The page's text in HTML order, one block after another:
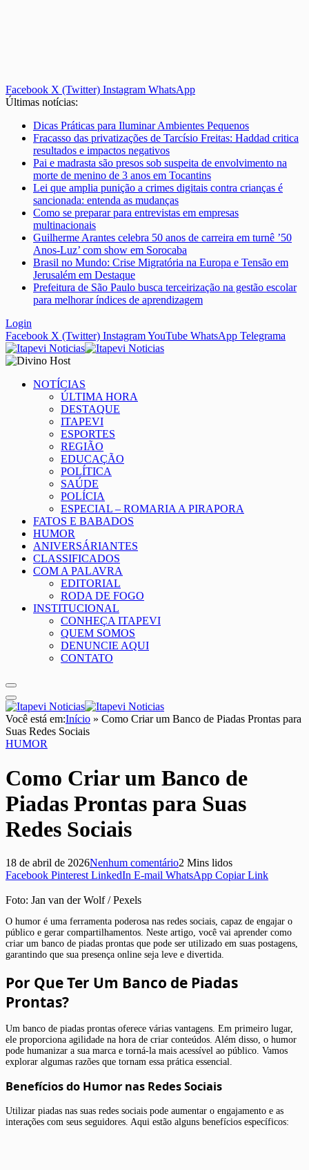
Facebook X (Twitter) Instagram WhatsApp
Últimas notícias:
Dicas Práticas para Iluminar Ambientes Pequenos
Fracasso das privatizações de Tarcísio Freitas: Haddad critica
resultados e impactos negativos
Pai e madrasta são presos sob suspeita de envolvimento na
morte de menino de 3 anos em Tocantins
Lei que amplia punição a crimes digitais contra crianças é
sancionada: entenda as mudanças
Como se preparar para entrevistas em empresas
multinacionais
Guilherme Arantes celebra 50 anos de carreira em turnê ’50
Anos-Luz’ com show em Sorocaba
Brasil no Mundo: Crise Migratória na Europa e Tensão em
Jerusalém em Destaque
Prefeitura de São Paulo busca terceirização na gestão escolar
para melhorar índices de aprendizagem
Login
Facebook X (Twitter) InstagramYouTube WhatsApp Telegrama
NOTÍCIAS
ÚLTIMA HORA
DESTAQUE
ITAPEVI
ESPORTES
REGIÃO
EDUCAÇÃO
POLÍTICA
SAÚDE
POLÍCIA
ESPECIAL – ROMARIA A PIRAPORA
FATOS E BABADOS
HUMOR
ANIVERSÁRIANTES
CLASSIFICADOS
COM A PALAVRA
EDITORIAL
RODA DE FOGO
INSTITUCIONAL
CONHEÇA ITAPEVI
QUEM SOMOS
DENUNCIE AQUI
CONTATO
Você está em:Início » Como Criar um Banco de Piadas Prontas para
Suas Redes Sociais
HUMOR
Como Criar um Banco de
Piadas Prontas para Suas
Redes Sociais
18 de abril de 2026Nenhum comentário2 Mins lidos
Facebook Pinterest LinkedIn E-mail WhatsApp Copiar Link
Foto: Jan van der Wolf / Pexels
O humor é uma ferramenta poderosa nas redes sociais, capaz de engajar o
público e gerar compartilhamentos. Neste artigo, você vai aprender como
criar um banco de piadas prontas que pode ser utilizado em suas postagens,
garantindo que sua presença online seja leve e divertida.
Por Que Ter Um Banco de Piadas
Prontas?
Um banco de piadas prontas oferece várias vantagens. Em primeiro lugar,
ele proporciona agilidade na hora de criar conteúdos. Além disso, o humor
pode humanizar a sua marca e torná-la mais acessível ao público. Vamos
explorar algumas razões que tornam essa prática essencial.
Benefícios do Humor nas Redes Sociais
Utilizar piadas nas suas redes sociais pode aumentar o engajamento e as
interações com seus seguidores. Aqui estão alguns benefícios específicos: